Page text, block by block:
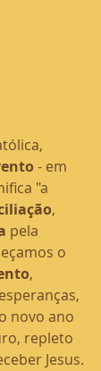
- em
"a
,
pela
o
,
novo ano
repleto
Jesus.